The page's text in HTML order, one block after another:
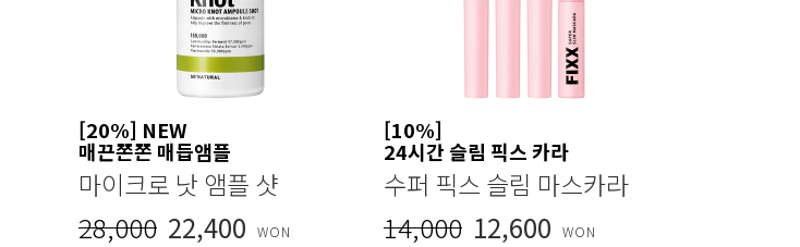
[20%] NEW
매끈쫀쫀 매듭앰플
마이크로 낫 앰플 샷
28,000 22,400 WON
[10%]
24시간 슬림 픽스 카라
수퍼 픽스 슬림 마스카라
14,000 12,600 WON